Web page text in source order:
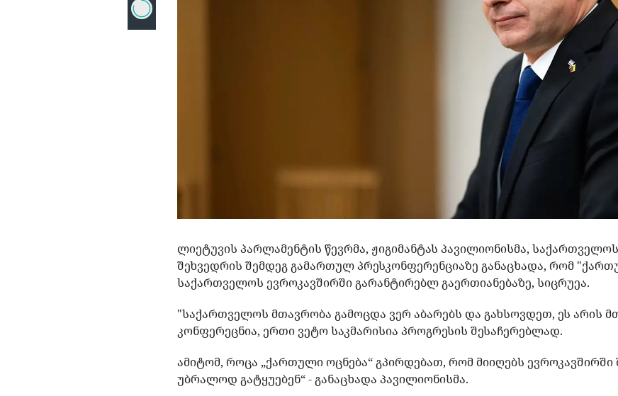
ლიეტუვის პარლამენტის წევრმა, ჟიგიმანტას პავილიონისმა,
შეხვედრის შემდეგ გამართულ პრესკონფერენციაზე განაცხადა, რომ
საქართველოს ევროკავშირში გარანტირებლ გაერთიანებაზე, სიცრუეა.
"საქართველოს მთავრობა გამოცდა ვერ აბარებს და გახსოვდეთ, ეს არის
კონფერეცნია, ერთი ვეტო საკმარისია პროგრესის შესაჩერებლად.
ამიტომ, როცა „ქართული ოცნება“ გპირდებათ, რომ მიიღებს ევროკავშირში
უბრალოდ გატყუებენ“ - განაცხადა პავილიონისმა.